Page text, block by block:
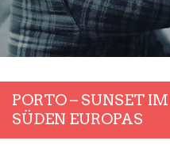
PORTO – SUNSET IM
SÜDEN EUROPAS